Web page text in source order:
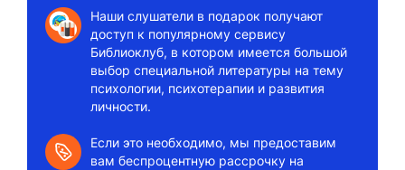
Наши слушатели в подарок получают
доступ к популярному сервису
Библиоклуб, в котором имеется большой
выбор специальной литературы на тему
психологии, психотерапии и развития
личности.
Если это необходимо, мы предоставим
вам беспроцентную рассрочку на